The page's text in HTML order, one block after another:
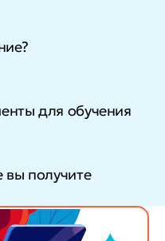
для обучения
получите